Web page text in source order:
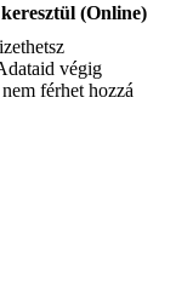
(Online)
végig
férhet hozzá